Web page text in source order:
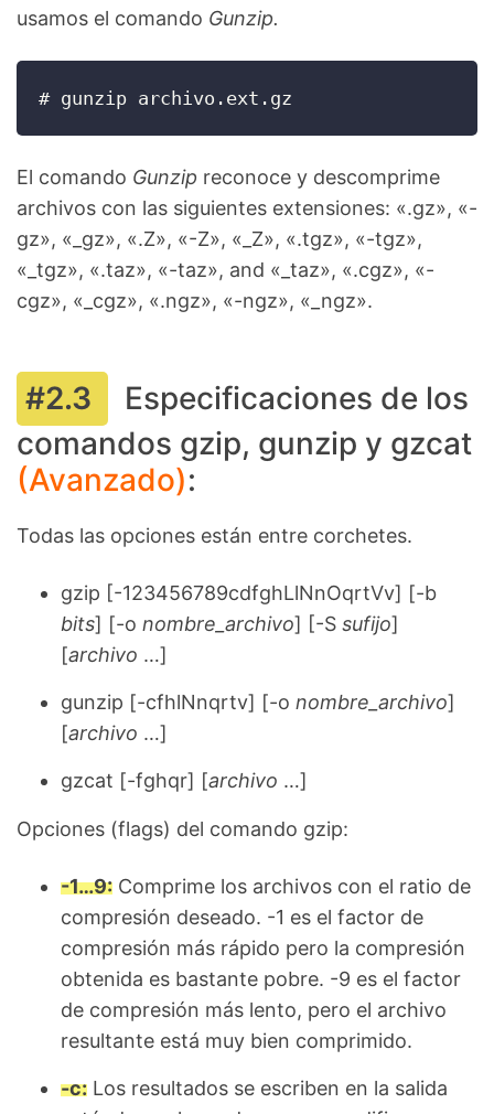
usamos el comando Gunzip.
# gunzip archivo.ext.gz
El comando Gunzip reconoce y descomprime
archivos con las siguientes extensiones: «.gz», «-
gz», «_gz», «.Z», «-Z», «_Z», «.tgz», «-tgz»,
«_tgz», «.taz», «-taz», and «_taz», «.cgz», «-
cgz», «_cgz», «.ngz», «-ngz», «_ngz».
Especificaciones de los
comandos gzip, gunzip y gzcat
(Avanzado):
Todas las opciones están entre corchetes.
gzip [-123456789cdfghLlNnOqrtVv] [-b
bits] [-o nombre_archivo] [-S sufijo]
[archivo …]
gunzip [-cfhlNnqrtv] [-o nombre_archivo]
[archivo …]
gzcat [-fghqr] [archivo …]
Opciones (flags) del comando gzip:
-1…9: Comprime los archivos con el ratio de
compresión deseado. -1 es el factor de
compresión más rápido pero la compresión
obtenida es bastante pobre. -9 es el factor
de compresión más lento, pero el archivo
resultante está muy bien comprimido.
-c: Los resultados se escriben en la salida